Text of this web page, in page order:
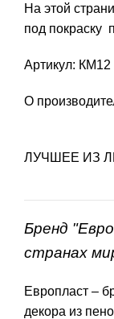
На этой
под покраску
Артикул: КМ12
О
ЛУЧШЕЕ ИЗ
Бренд
странах
Европласт –
декора из